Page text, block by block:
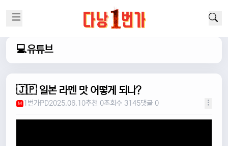
💻유튜브
🇯🇵 일본 라멘 맛 어떻게 되나?
M 1번가PD2025.06.10추천 0조회수 3145댓글 0